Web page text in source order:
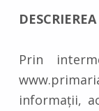
Prin
informații,